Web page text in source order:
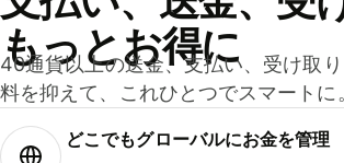
もっとお得に
40通貨以上の送金、支払い、受け取
料を抑えて、これひとつでスマートに
どこでもグ⁠ロ⁠ー⁠バ⁠ルにお金を管理